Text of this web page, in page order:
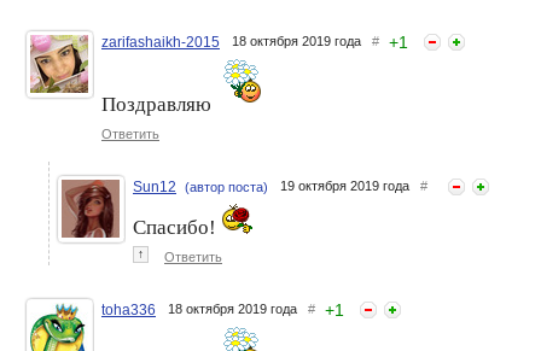
zarifashaikh-2015 18 октября 2019 года # +1
Поздравляю
Ответить
Sun12 (автор поста) 19 октября 2019 года #
Спасибо!
↑ Ответить
toha336 18 октября 2019 года # +1